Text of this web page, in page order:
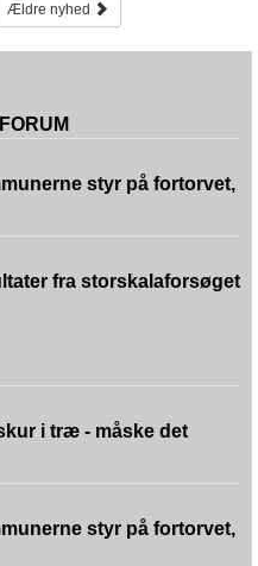
Ældre nyhed
styr på fortorvet,
fra storskalaforsøget
i træ - måske det
styr på fortorvet,